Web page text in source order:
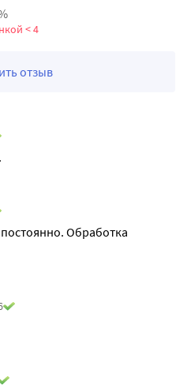
< 4
отзыв
Обработка